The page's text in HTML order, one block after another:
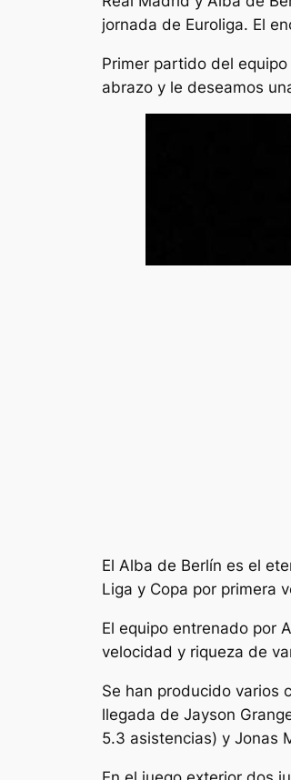
jornada de Euroliga. El
Primer partido del
abrazo y le deseamos
El Alba de Berlín es el
Liga y Copa por primera
El equipo entrenado por
velocidad y riqueza de
Se han producido varios
llegada de Jayson
5.3 asistencias) y Jonas